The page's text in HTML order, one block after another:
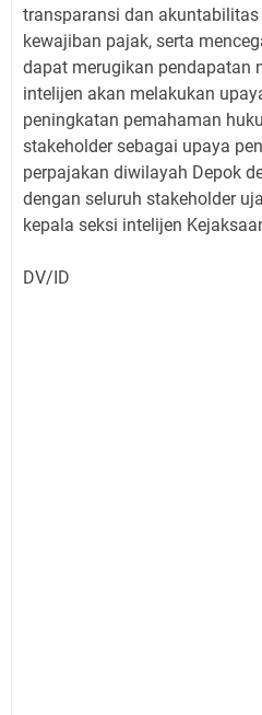
transparansi dan
kewajiban pajak, serta
dapat merugikan pendapatan
intelijen akan melakukan
peningkatan pemahaman
stakeholder sebagai upaya
perpajakan diwilayah Depok
dengan seluruh stakeholder
kepala seksi intelijen
DV/ID